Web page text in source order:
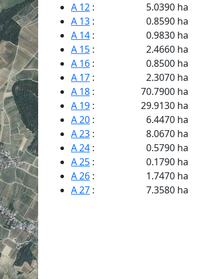
A 12 :
5.0390 ha
A 13 :
0.8590 ha
A 14 :
0.9830 ha
A 15 :
2.4660 ha
A 16 :
0.8500 ha
A 17 :
2.3070 ha
A 18 :
70.7900 ha
A 19 :
29.9130 ha
A 20 :
6.4470 ha
A 23 :
8.0670 ha
A 24 :
0.5790 ha
A 25 :
0.1790 ha
A 26 :
1.7470 ha
A 27 :
7.3580 ha